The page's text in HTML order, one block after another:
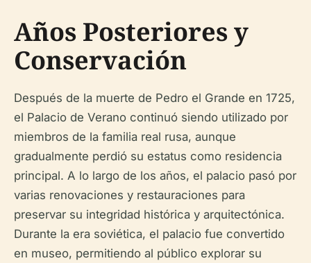
Años Posteriores y
Conservación
Después de la muerte de Pedro el Grande en 1725,
el Palacio de Verano continuó siendo utilizado por
miembros de la familia real rusa, aunque
gradualmente perdió su estatus como residencia
principal. A lo largo de los años, el palacio pasó por
varias renovaciones y restauraciones para
preservar su integridad histórica y arquitectónica.
Durante la era soviética, el palacio fue convertido
en museo, permitiendo al público explorar su